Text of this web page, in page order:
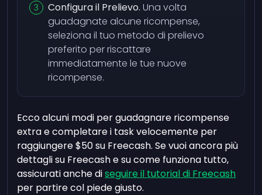
Configura il Prelievo. Una volta
guadagnate alcune ricompense,
seleziona il tuo metodo di prelievo
preferito per riscattare
immediatamente le tue nuove
ricompense.
Ecco alcuni modi per guadagnare ricompense
extra e completare i task velocemente per
raggiungere $50 su Freecash. Se vuoi ancora più
dettagli su Freecash e su come funziona tutto,
assicurati anche diseguire il tutorial di Freecash
per partire col piede giusto.